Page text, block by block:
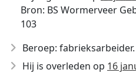
Bron: BS Wormerveer
103
Beroep: fabrieksarbeider.
Hij is overleden op 16